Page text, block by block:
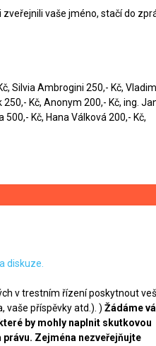
vaše jméno, stačí do
Silvia Ambrogini 250,- Kč,
Kč, Anonym 200,- Kč, ing.
Kč, Hana Válková 200,- Kč,
diskuze.
v trestním řízení poskytnout
vaše příspěvky atd.). ) Žádáme
by mohly naplnit skutkovou
Zejména nezveřejňujte